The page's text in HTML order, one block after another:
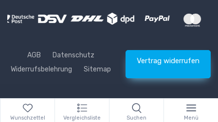
AGB
Datenschutz
Widerrufsbelehrung
Sitemap
Vertrag widerrufen
* Alle Preise inkl. gesetzlicher USt., zzgl. Versand © Waschhelden
Wunschzettel Vergleichsliste Suchen Menü